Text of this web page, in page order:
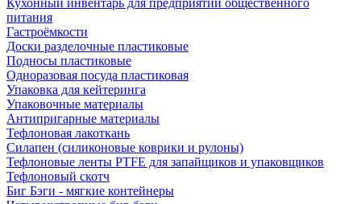
Кухонный инвентарь для предприятий общественного
питания
Гастроёмкости
Доски разделочные пластиковые
Подносы пластиковые
Одноразовая посуда пластиковая
Упаковка для кейтеринга
Упаковочные материалы
Антипригарные материалы
Тефлоновая лакоткань
Силапен (силиконовые коврики и рулоны)
Тефлоновые ленты PTFE для запайщиков и упаковщиков
Тефлоновый скотч
Биг Бэги - мягкие контейнеры